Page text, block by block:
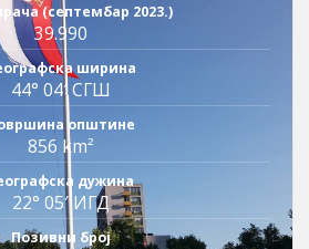
(септембар 2023.)
39.990
ширина
44° 04′ СГШ
општине
856 km²
дужина
22° 05′ ИГД
Позивни број